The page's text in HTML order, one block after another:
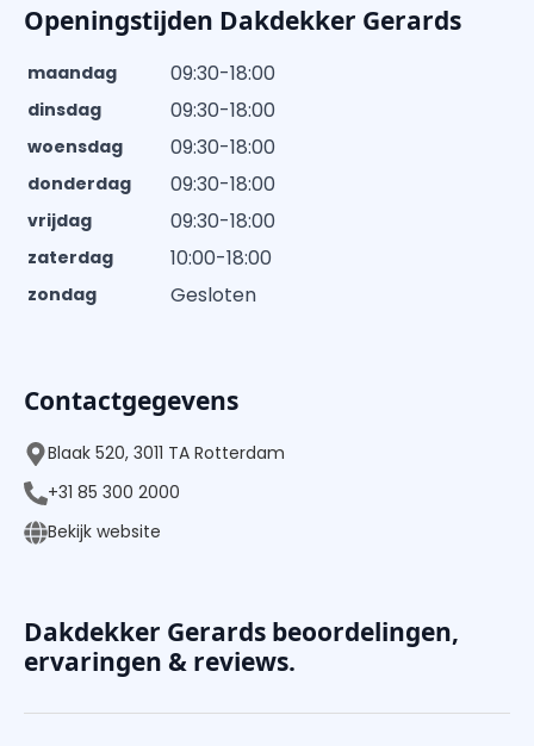
Openingstijden Dakdekker Gerards
maandag 09:30-18:00
dinsdag 09:30-18:00
woensdag 09:30-18:00
donderdag 09:30-18:00
vrijdag 09:30-18:00
zaterdag 10:00-18:00
zondag Gesloten
Contactgegevens
Blaak 520, 3011 TA Rotterdam
+31 85 300 2000
Bekijk website
Dakdekker Gerards beoordelingen,
ervaringen & reviews.